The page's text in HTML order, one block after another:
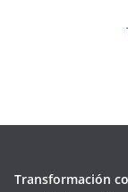
Transformación